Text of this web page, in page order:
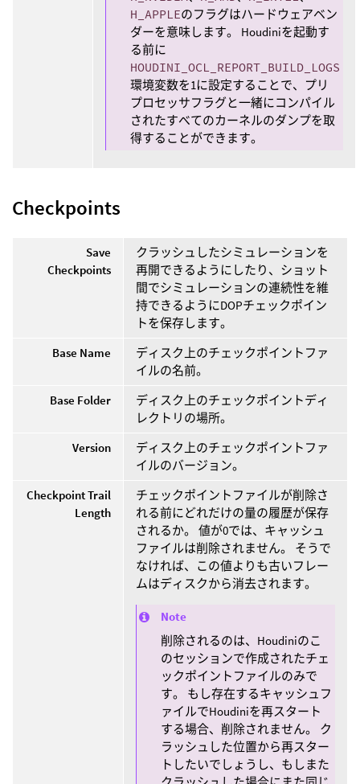
H_APPLEのフラグはハードウェアベン
ダーを意味します。 Houdiniを起動す
る前に
HOUDINI_OCL_REPORT_BUILD_LOGS
環境変数を1に設定することで、プリ
プロセッサフラグと一緒にコンパイル
されたすべてのカーネルのダンプを取
得することができます。
Checkpoints
Save
Checkpoints
クラッシュしたシミュレーションを
再開できるようにしたり、ショット
間でシミュレーションの連続性を維
持できるようにDOPチェックポイン
トを保存します。
Base Name
ディスク上のチェックポイントファ
イルの名前。
Base Folder
ディスク上のチェックポイントディ
レクトリの場所。
Version
ディスク上のチェックポイントファ
イルのバージョン。
Checkpoint Trail
Length
チェックポイントファイルが削除さ
れる前にどれだけの量の履歴が保存
されるか。 値が0では、キャッシュ
ファイルは削除されません。 そうで
なければ、この値よりも古いフレー
ムはディスクから消去されます。
Note
削除されるのは、Houdiniのこ
のセッションで作成されたチェ
ックポイントファイルのみで
す。 もし存在するキャッシュフ
ァイルでHoudiniを再スタート
する場合、削除されません。 ク
ラッシュした位置から再スター
トしたいでしょうし、もしまた